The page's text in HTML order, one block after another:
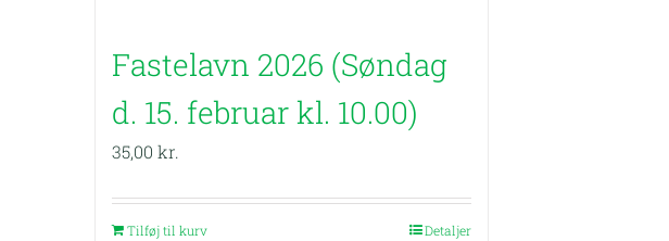
Fastelavn 2026 (Søndag
d. 15. februar kl. 10.00)
35,00 kr.
Tilføj til kurv Detaljer